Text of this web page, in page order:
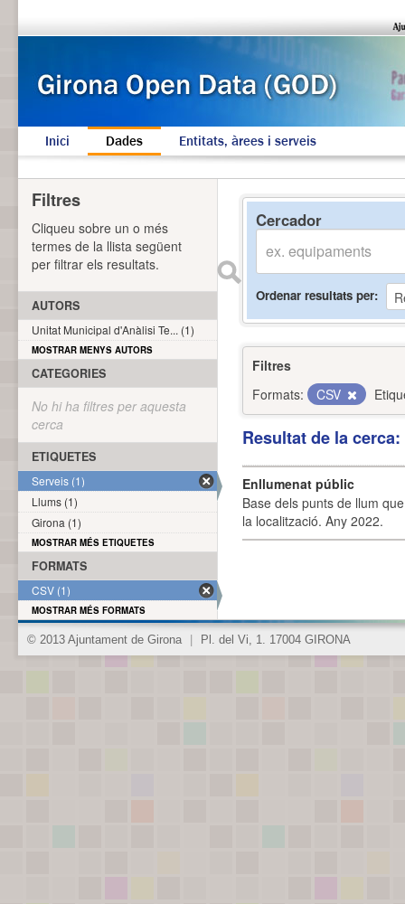
Inici Dades Entitats, àrees i serveis
Cercador
Ordenar resultats per
Filtres
Formats:
CSV
Resultat de la
Enllumenat públic
Base dels punts de llum
la localització. Any 2022.
Filtres
Cliqueu sobre un o més
termes de la llista següent
per filtrar els resultats.
AUTORS
Unitat Municipal d'Anàlisi Te... (1)
MOSTRAR MENYS AUTORS
CATEGORIES
No hi ha filtres per aquesta
cerca
ETIQUETES
Serveis (1)
Llums (1)
Girona (1)
MOSTRAR MÉS ETIQUETES
FORMATS
CSV (1)
MOSTRAR MÉS FORMATS
© 2013 Ajuntament de Girona Pl. del Vi, 1. 17004 GIRONA